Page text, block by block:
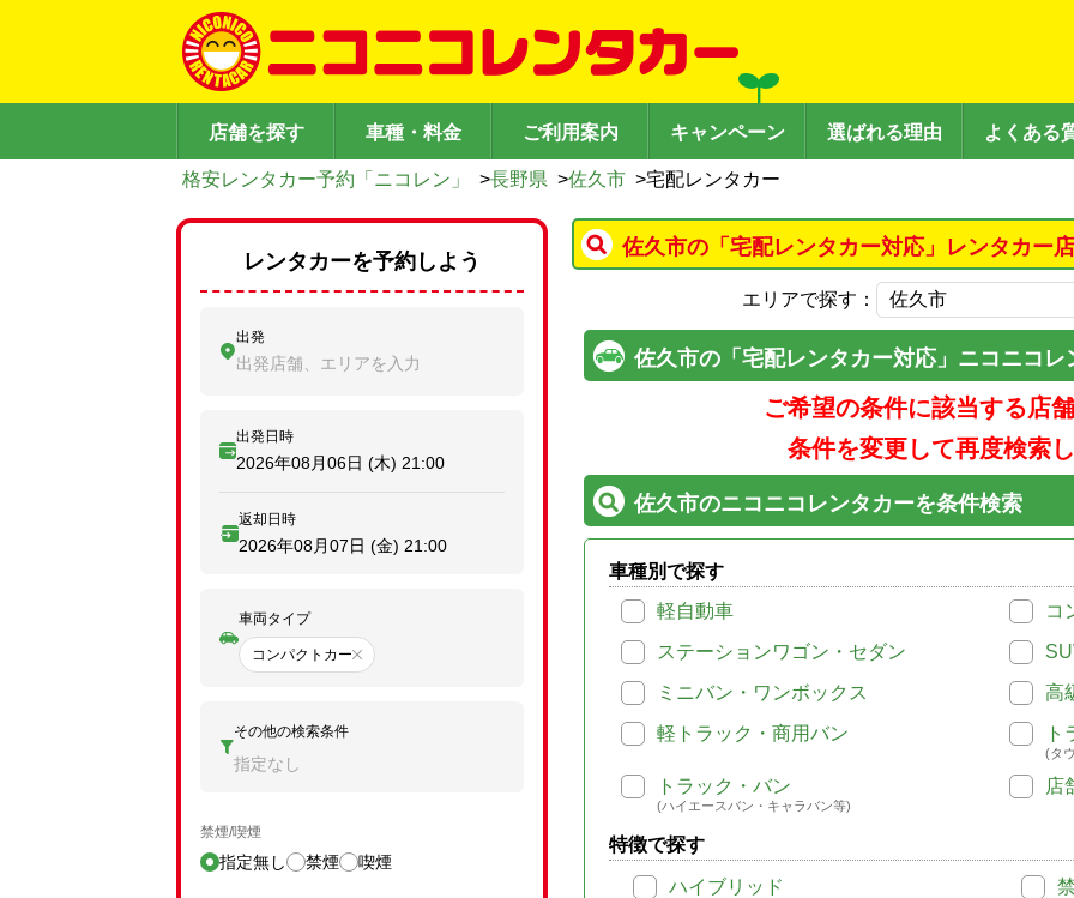
店舗を探す 車種・料金 ご利用案内 キャンペーン 選ばれる理由 よくある
格安レンタカー予約「ニコレン」 >長野県 >佐久市 >宅配レンタカー
佐久市の「宅配レンタカー対応」レンタカー
エリアで探す：
佐久市の「宅配レンタカー対応」ニコニコレ
ご希望の条件に該当する店
条件を変更して再度検索
佐久市のニコニコレンタカーを条件検索
車種別で探す
軽自動車
コ
ステーションワゴン・セダン
ミニバン・ワンボックス
高
軽トラック・商用バン
ト
(タ
トラック・バン
(ハイエースバン・キャラバン等)
店
特徴で探す
ハイブリッド
レンタカーを予約しよう
出発
出発店舗、エリアを入力
出発日時
2026年08月06日 (木) 21:00
返却日時
2026年08月07日 (金) 21:00
車両タイプ
コンパクトカー
その他の検索条件
指定なし
禁煙/喫煙
指定無し 禁煙 喫煙